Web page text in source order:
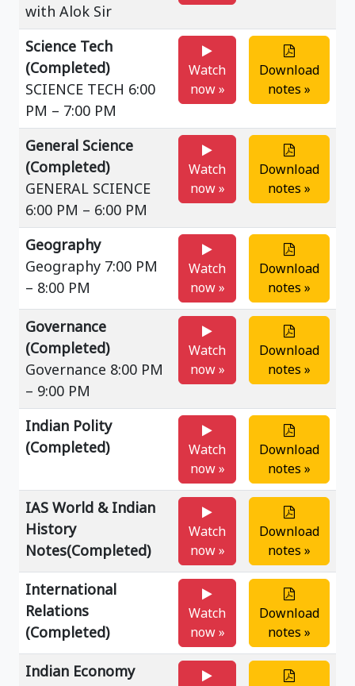
with Alok Sir
Science Tech
(Completed)
SCIENCE TECH 6:00
PM – 7:00 PM
Watch
now »
Download
notes »
General Science
(Completed)
GENERAL SCIENCE
6:00 PM – 6:00 PM
Watch
now »
Download
notes »
Geography
Geography 7:00 PM
– 8:00 PM
Watch
now »
Download
notes »
Governance
(Completed)
Governance 8:00 PM
– 9:00 PM
Watch
now »
Download
notes »
Indian Polity
(Completed)
Watch
now »
Download
notes »
IAS World & Indian
History
Notes(Completed)
Watch
now »
Download
notes »
International
Relations
(Completed)
Watch
now »
Download
notes »
Indian Economy